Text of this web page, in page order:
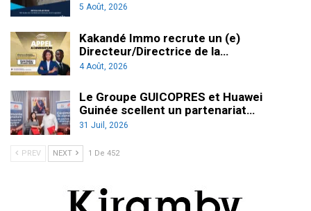
5 Août, 2026
Kakandé Immo recrute un (e)
Directeur/Directrice de la…
4 Août, 2026
Le Groupe GUICOPRES et Huawei
Guinée scellent un partenariat…
31 Juil, 2026
PREV NEXT 1 De 452